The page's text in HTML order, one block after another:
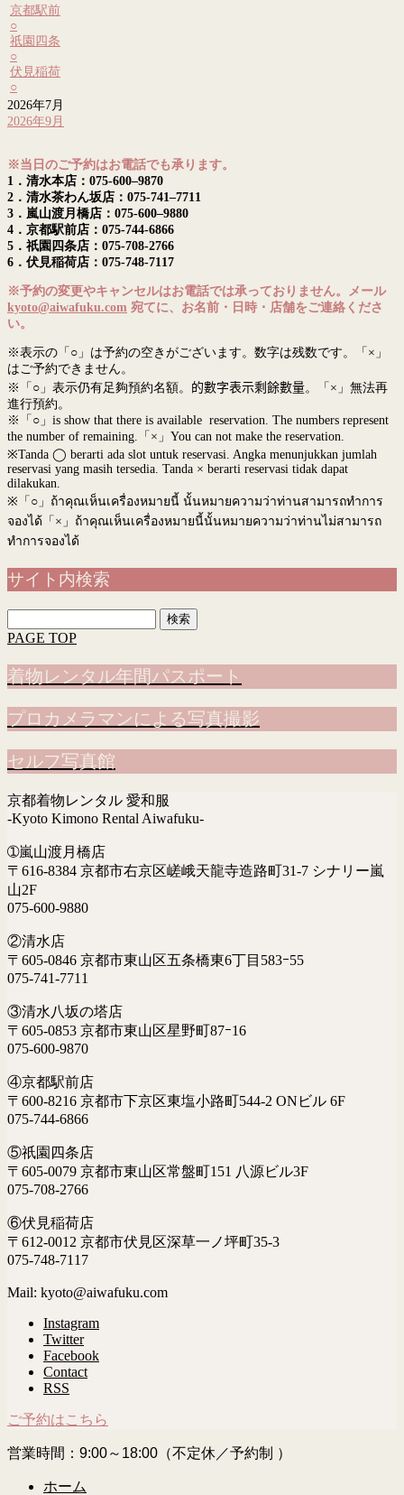
京都駅前
○
祇園四条
○
伏見稲荷
○
2026年7月
2026年9月
※当日のご予約はお電話でも承ります。
1．清水本店：075-600–9870
2．清水茶わん坂店：075-741–7711
3．嵐山渡月橋店：075-600–9880
4．京都駅前店：075-744-6866
5．祇園四条店：075-708-2766
6．伏見稲荷店：075-748-7117
※予約の変更やキャンセルはお電話では承っておりません。メール
kyoto@aiwafuku.com 宛てに、お名前・日時・店舗をご連絡くださ
い。
※表示の「○」は予約の空きがございます。数字は残数です。「×」
はご予約できません。
※「○」表示仍有足夠預約名額。 的數字表示剩餘數量。「×」無法再
進行預約。
※「○」is show that there is available reservation. The numbers represent
the number of remaining.「×」You can not make the reservation.
※Tanda ◯ berarti ada slot untuk reservasi. Angka menunjukkan jumlah
reservasi yang masih tersedia. Tanda × berarti reservasi tidak dapat
dilakukan.
※ 「○」ถ้าคุณเห็นเครื่องหมายนี้ นั้นหมายความว่าท่านสามารถทำการ
จองได้「×」ถ้าคุณเห็นเครื่องหมายนี้นั้นหมายความว่าท่านไม่สามารถ
ทำการจองได้
サイト内検索
索:
PAGE TOP
着物レンタル年間パスポート
プロカメラマンによる写真撮影
セルフ写真館
京都着物レンタル 愛和服
-Kyoto Kimono Rental Aiwafuku-
➀嵐山渡月橋店
〒616-8384 京都市右京区嵯峨天龍寺造路町31-7 シナリー嵐
山2F
075-600-9880
②清水店
〒605-0846 京都市東山区五条橋東6丁目583ｰ55
075-741-7711
③清水八坂の塔店
〒605-0853 京都市東山区星野町87ｰ16
075-600-9870
④京都駅前店
〒600-8216 京都市下京区東塩小路町544-2 ONビル 6F
075-744-6866
⑤祇園四条店
〒605-0079 京都市東山区常盤町151 八源ビル3F
075-708-2766
⑥伏見稲荷店
〒612-0012 京都市伏見区深草一ノ坪町35-3
075-748-7117
Mail: kyoto@aiwafuku.com
Instagram
Twitter
Facebook
Contact
RSS
ご予約はこちら
営業時間：9:00～18:00（不定休／予約制 ）
ホーム